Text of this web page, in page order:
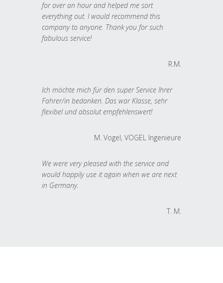
for over an hour and helped me sort
everything out. I would recommend this
company to anyone. Thank you for such
fabulous service!
R.M.
Ich möchte mich für den super Service Ihrer
Fahrer/in bedanken. Das war Klasse, sehr
flexibel und absolut empfehlenswert!
M. Vogel, VOGEL Ingenieure
We were very pleased with the service and
would happily use it again when we are next
in Germany.
T. M.